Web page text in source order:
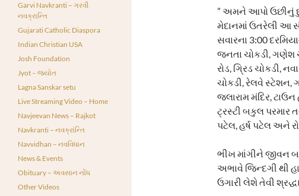
” અમને આપો ઉછીનું
મેદાનમાં ઉતરેલી આ
સવારના 3:00
જનતા ચોકડી, ગણેશ
રોડ, ગ્રિડ ચોકડી,
ચોકડી, રેલવે સ્ટેશન,
જલારામ મંદિર,
ટ્રસ્ટી બકુલ પરમાર
પટેલ, હર્ષ પટેલ અને
ભીખ માંગીને જીવન
અભાવે જિન્દગી થી
ઉગારી લેશે તેવી
Garvi Navkranti – ગરવી
નવક્રાન્તિ
Gujarati Catholic Diaspora
Indian Christian USA
Josh Foundation
Jyot – જ્યોત
Lagna Sanskar setu
Live Streaming Video – Home
Navjeevan News – Rajkot
Navkranti – નવક્રાંન્તિ
Navvidhan – નવવિધાન
News & Events
Obituary – અવસાન નોંધ
Other Videos